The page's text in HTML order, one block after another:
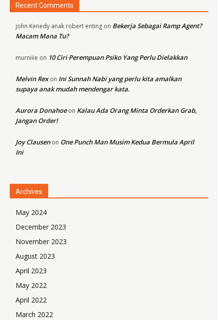
Recent Comments
john Kenedy anak robert enting on Bekerja Sebagai Ramp Agent?
Macam Mana Tu?
murniiie on 10 Ciri Perempuan Psiko Yang Perlu Dielakkan
Melvin Rexon Ini Sunnah Nabi yang perlu kita amalkan
supaya anak mudah mendengar kata.
Aurora Donahoeon Kalau Ada Orang Minta Orderkan Grab,
Jangan Order!
Joy Clausenon One Punch Man Musim Kedua Bermula April
Ini
Archives
May 2024
December 2023
November 2023
August 2023
April 2023
May 2022
April 2022
March 2022